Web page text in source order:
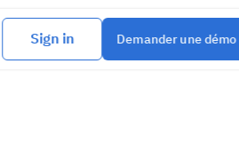
Sign in Demander une démo